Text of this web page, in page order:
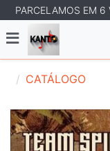
PARCELAMOS EM 6
CATÁLOGO